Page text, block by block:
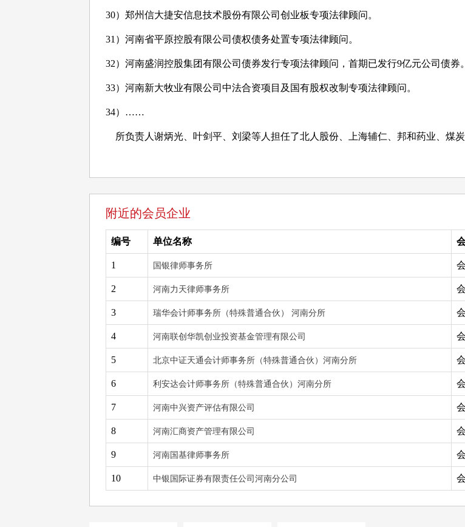
30）郑州信大捷安信息技术股份有限公司创业板专项法律顾问。
31 ）河南省平原控股有限公司债权债务处置专项法律顾问。
32）河南盛润控股集团有限公司债券发行专项法律顾问，首期已发行9亿元公司债券。
33）河南新大牧业有限公司中法合资项目及国有股权改制专项法律顾问。
34） ……
所负责人谢炳光、叶剑平、刘梁等人担任了北人股份、上海辅仁、邦和药业、煤
附近的会员企业
编号 单位名称
1 国银律师事务所
2 河南力天律师事务所
3 瑞华会计师事务所（特殊普通合伙） 河南分所
4 河南联创华凯创业投资基金管理有限公司
5 北京中证天通会计师事务所（特殊普通合伙）河南分所
6 利安达会计师事务所（特殊普通合伙）河南分所
7 河南中兴资产评估有限公司
8 河南汇商资产管理有限公司
9 河南国基律师事务所
10 中银国际证券有限责任公司河南分公司